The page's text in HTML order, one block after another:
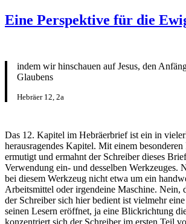
Eine Perspektive für die
indem wir hinschauen auf Jesus, den
Glaubens
Hebräer 12, 2a
Das 12. Kapitel im Hebräerbrief ist ein in
herausragendes Kapitel. Mit einem
ermutigt und ermahnt der Schreiber dieses
Verwendung ein- und desselben Werkzeuges.
bei diesem Werkzeug nicht etwa um ein
Arbeitsmittel oder irgendeine Maschine. Nein,
der Schreiber sich hier bedient ist vielmehr
seinen Lesern eröffnet, ja eine Blickrichtung
konzentriert sich der Schreiber im ersten Teil